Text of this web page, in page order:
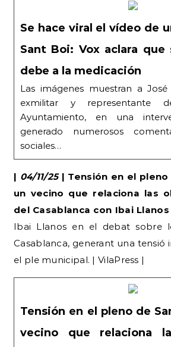
Se hace viral el vídeo de
Sant Boi: Vox aclara que
debe a la medicación
Las imágenes muestran a
exmilitar y representante
Ayuntamiento, en una
generado numerosos
sociales…
| 04/11/25| Tensión en el pleno
un vecino que relaciona las
del Casablanca con Ibai Llanos
Ibai Llanos en el debat sobre
Casablanca, generant una tensió
el ple municipal. | VilaPress |
Tensión en el pleno de
vecino que relaciona